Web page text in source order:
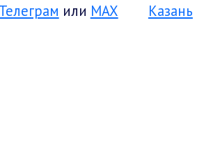
или MAX
Казань